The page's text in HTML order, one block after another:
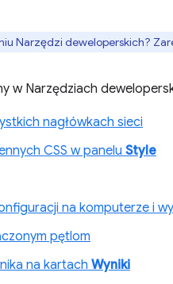
Narzędzi deweloperskich?
w Narzędziach
nagłówkach sieci
CSS w panelu Style
na komputerze i
pętlom
na kartach Wyniki